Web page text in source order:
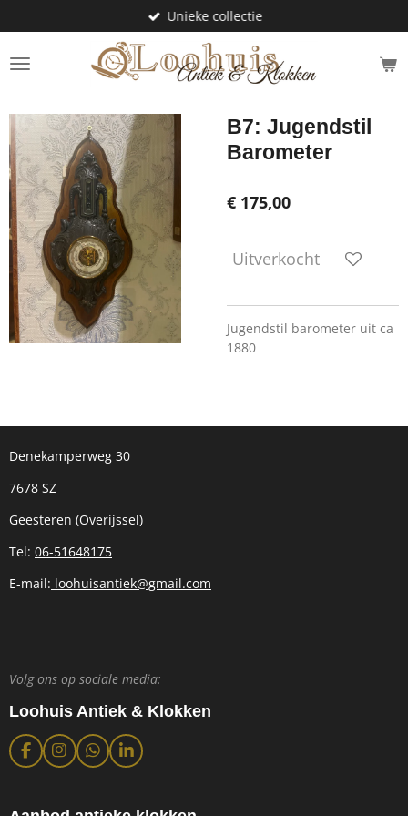
direct
naar
de
Unieke collectie
B7: Jugendstil
Barometer
€ 175,00
Uitverkocht
Jugendstil barometer uit ca
1880
Denekamperweg 30
7678 SZ
Geesteren (Overijssel)
Tel: 06-51648175
E-mail: loohuisantiek@gmail.com
Volg ons op sociale media:
Loohuis Antiek & Klokken
F
a
I
n
W
h
L
i